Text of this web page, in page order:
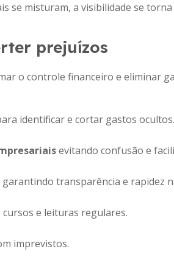
se misturam, a visibilidade se torna
prejuízos
o controle financeiro e eliminar
identificar e cortar gastos ocultos.
evitando confusão e
garantindo transparência e rapidez
e leituras regulares.
imprevistos.